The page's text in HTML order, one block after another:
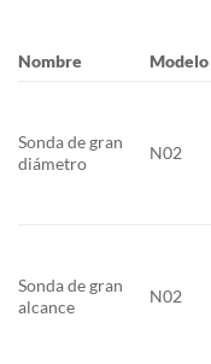
Nombre Modelo
Sonda de gran
diámetro
N02
Sonda de gran
alcance
N02